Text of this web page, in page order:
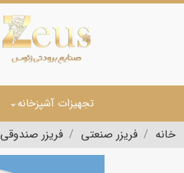
تجهیزات آشپزخانه
خانه فریزر صنعتی فریزر صندوقی